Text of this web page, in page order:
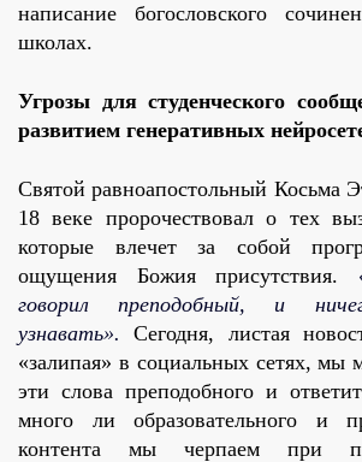
написание богословского
школах.
Угрозы для студенческого
развитием генеративных
Святой равноапостольный Косьма
18 веке пророчествовал о тех
которые влечет за собой
ощущения Божия присутствия.
говорил преподобный, и
узнавать». Сегодня, листая
«залипая» в социальных сетях, мы
эти слова преподобного и
много ли образовательного и
контента мы черпаем при